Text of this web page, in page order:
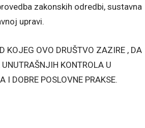
zakonskih odredbi, sustavna
upravi.
KOJEG OVO DRUŠTVO ZAZIRE , DA
KONTROLA U
DOBRE POSLOVNE PRAKSE.